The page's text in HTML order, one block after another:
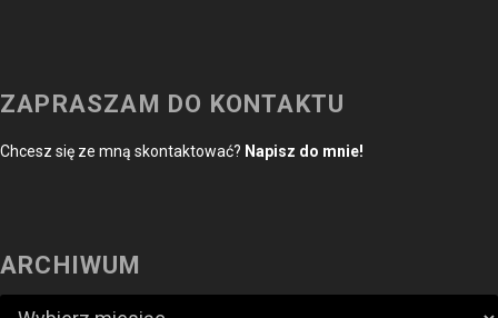
ZAPRASZAM DO KONTAKTU
Chcesz się ze mną skontaktować? Napisz do mnie!
ARCHIWUM